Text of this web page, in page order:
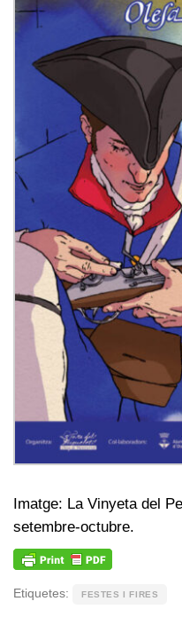
Imatge: La Vinyeta del
setembre-octubre.
Etiquetes: FESTES I FIRES